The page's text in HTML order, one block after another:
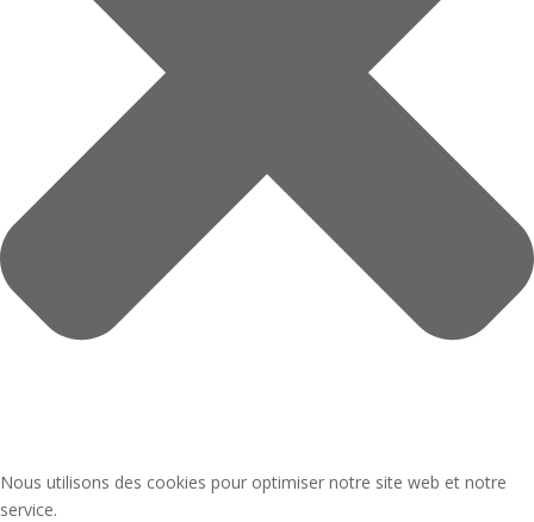
Nous utilisons des cookies pour optimiser notre site web et notre
service.